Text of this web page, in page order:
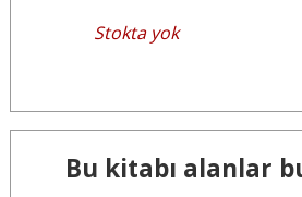
Stokta yok
Bu kitabı alanlar